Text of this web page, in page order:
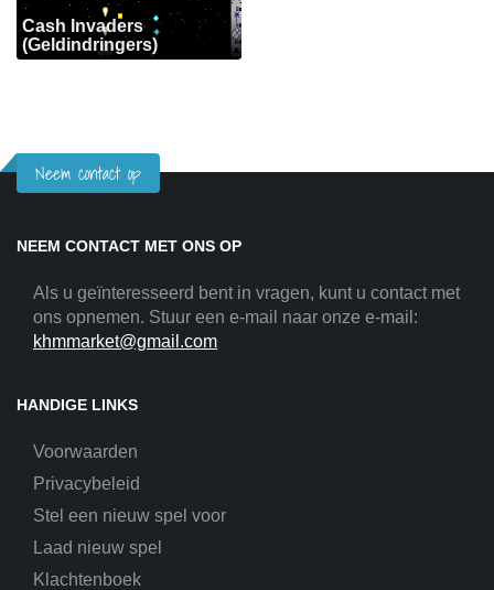
Cash Invaders
(Geldindringers)
Neem contact op
NEEM CONTACT MET ONS OP
Als u geïnteresseerd bent in vragen, kunt u contact met
ons opnemen. Stuur een e-mail naar onze e-mail:
khmmarket@gmail.com
HANDIGE LINKS
Voorwaarden
Privacybeleid
Stel een nieuw spel voor
Laad nieuw spel
Klachtenboek